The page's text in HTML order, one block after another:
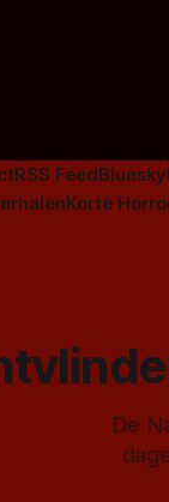
RSS FeedBluesky
Korte
De